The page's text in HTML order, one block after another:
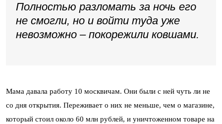
Полностью разломать за ночь его
не смогли, но и войти туда уже
невозможно – покорежили ковшами.
Мама давала работу 10 москвичам. Они были с ней чуть ли не
со дня открытия. Переживает о них не меньше, чем о магазине,
который стоил около 60 млн рублей, и уничтоженном товаре на